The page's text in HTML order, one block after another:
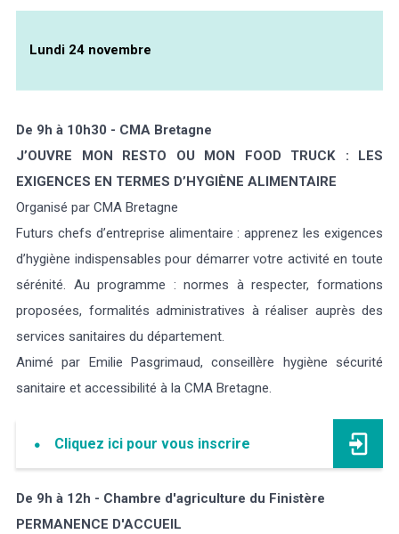
Lundi 24 novembre
De 9h à 10h30 - CMA Bretagne
J’OUVRE MON RESTO OU MON FOOD TRUCK : LES
EXIGENCES EN TERMES D’HYGIÈNE ALIMENTAIRE
Organisé par CMA Bretagne
Futurs chefs d’entreprise alimentaire : apprenez les exigences
d’hygiène indispensables pour démarrer votre activité en toute
sérénité. Au programme : normes à respecter, formations
proposées, formalités administratives à réaliser auprès des
services sanitaires du département.
Animé par Emilie Pasgrimaud, conseillère hygiène sécurité
sanitaire et accessibilité à la CMA Bretagne.
Cliquez ici pour vous inscrire
De 9h à 12h - Chambre d'agriculture du Finistère
PERMANENCE D'ACCUEIL